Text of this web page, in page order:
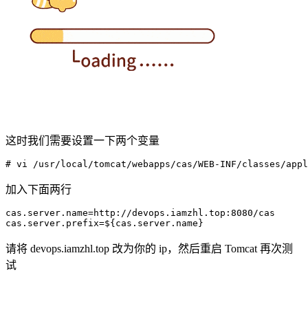
这时我们需要设置一下两个变量
# vi /usr/local/tomcat/webapps/cas/WEB-INF/classes/
加入下面两行
cas.server.name=http://devops.iamzhl.top:8080/cas
cas.server.prefix=${cas.server.name}
请将 devops.iamzhl.top 改为你的 ip，然后重启 Tomcat 再次测
试